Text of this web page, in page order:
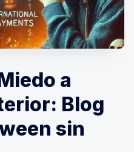
a
Blog
sin